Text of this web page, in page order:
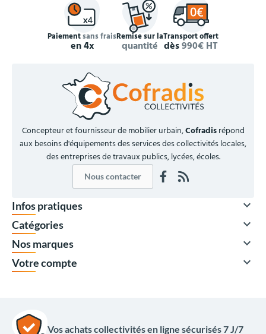
Paiementsans frais
en 4x
Remise sur la
quantité
Transport offert
dès990€ HT
Concepteur et fournisseur de mobilier urbain,Cofradisrépond
aux besoins d'équipements des services des collectivités locales,
des entreprises de travaux publics, lycées, écoles.
Nous contacter
Infos pratiques 
Catégories 
Nos marques 
Votre compte 
Vos achats collectivités en ligne sécurisés 7 J/7